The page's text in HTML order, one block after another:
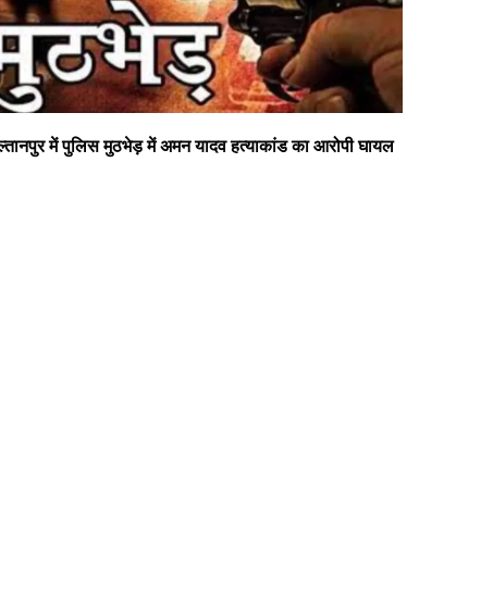
में पुलिस मुठभेड़ में अमन यादव हत्याकांड का आरोपी घायल